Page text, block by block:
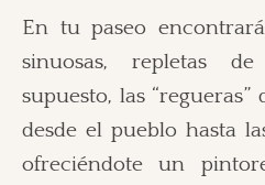
En tu paseo
sinuosas, repletas
supuesto, las
desde el pueblo hasta
ofreciéndote un